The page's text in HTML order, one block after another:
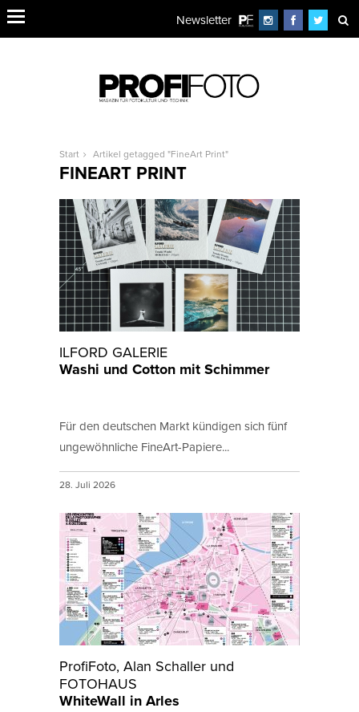
Newsletter
Start Artikel getagged "FineArt Print"
FINEART PRINT
ILFORD GALERIE
Washi und Cotton mit Schimmer
Für den deutschen Markt kündigen sich fünf
ungewöhnliche FineArt-Papiere...
28. Juli 2026
ProfiFoto, Alan Schaller und
FOTOHAUS
WhiteWall in Arles